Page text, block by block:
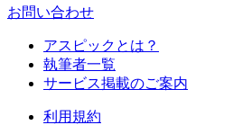
お問い合わせ
アスピックとは？
執筆者一覧
サービス掲載のご案内
利用規約